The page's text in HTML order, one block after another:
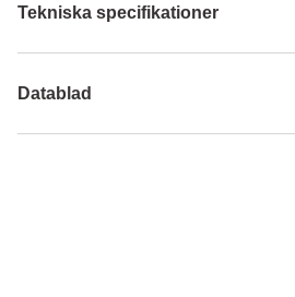
Tekniska specifikationer
Datablad